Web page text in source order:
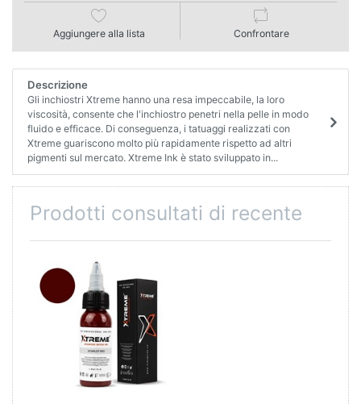
Aggiungere alla lista Confrontare
Descrizione
Gli inchiostri Xtreme hanno una resa impeccabile, la loro
viscosità, consente che l'inchiostro penetri nella pelle in modo
fluido e efficace. Di conseguenza, i tatuaggi realizzati con
Xtreme guariscono molto più rapidamente rispetto ad altri
pigmenti sul mercato. Xtreme Ink è stato sviluppato in...
Prodotti consultati di recente